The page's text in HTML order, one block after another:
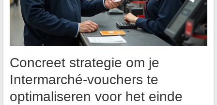
Concreet strategie om je
Intermarché-vouchers te
optimaliseren voor het einde